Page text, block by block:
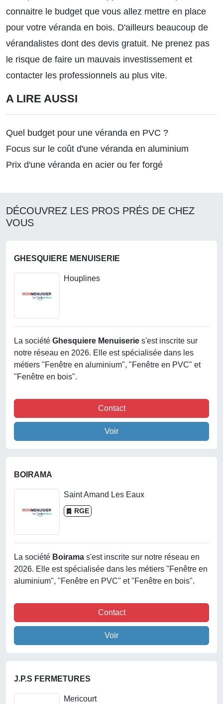
connaitre le budget que vous allez mettre en place
pour votre véranda en bois. D'ailleurs beaucoup de
vérandalistes dont des devis gratuit. Ne prenez pas
le risque de faire un mauvais investissement et
contacter les professionnels au plus vite.
A LIRE AUSSI
Quel budget pour une véranda en PVC ?
Focus sur le coût d'une véranda en aluminium
Prix d'une véranda en acier ou fer forgé
DÉCOUVREZ LES PROS PRÉS DE CHEZ
VOUS
GHESQUIERE MENUISERIE
Houplines
La société Ghesquiere Menuiserie s'est inscrite sur
notre réseau en 2026. Elle est spécialisée dans les
métiers "Fenêtre en aluminium", "Fenêtre en PVC" et
"Fenêtre en bois".
Contact
Voir
BOIRAMA
Saint Amand Les Eaux
RGE
La société Boirama s'est inscrite sur notre réseau en
2026. Elle est spécialisée dans les métiers "Fenêtre en
aluminium", "Fenêtre en PVC" et "Fenêtre en bois".
Contact
Voir
J.P.S FERMETURES
Mericourt